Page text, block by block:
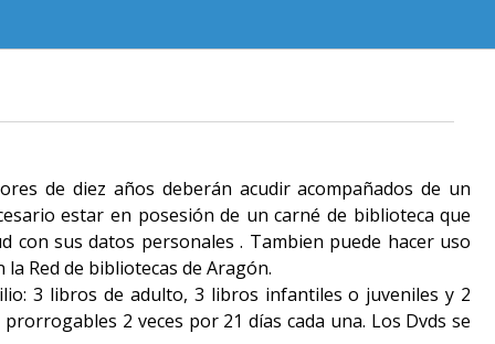
de diez años deberán acudir acompañados de un
estar en posesión de un carné de biblioteca que
sus datos personales . Tambien puede hacer uso
Red de bibliotecas de Aragón.
3 libros de adulto, 3 libros infantiles o juveniles y 2
2 veces por 21 días cada una. Los Dvds se